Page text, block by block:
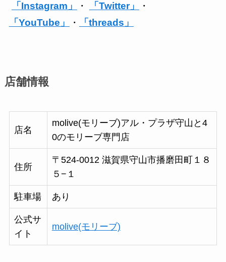
「Instagram」 ・ 「Twitter」
・
「YouTube」
・ 「threads」
店舗情報
店名
molive(モリーブ)アル・プラザ守山と4
0のモリーブ専門店
住所
〒524-0012 滋賀県守山市播磨田町１８
５−１
駐車場 あり
公式サ
イト
molive(モリーブ)